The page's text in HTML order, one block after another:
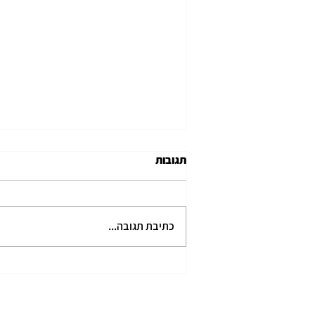
ברוך הבא זוהר קמינסקי!
תגובות
כתיבת תגובה...